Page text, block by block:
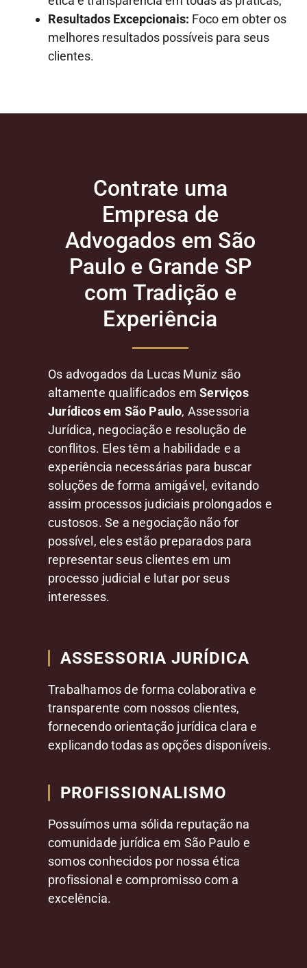
Resultados Excepcionais: Foco em obter os
melhores resultados possíveis para seus
clientes.
Contrate uma
Empresa de
Advogados em São
Paulo e Grande SP
com Tradição e
Experiência
Os advogados da Lucas Muniz são
altamente qualificados emServiços
Jurídicos em São Paulo, Assessoria
Jurídica, negociação e resolução de
conflitos. Eles têm a habilidade e a
experiência necessárias para buscar
soluções de forma amigável, evitando
assim processos judiciais prolongados e
custosos. Se a negociação não for
possível, eles estão preparados para
representar seus clientes em um
processo judicial e lutar por seus
interesses.
ASSESSORIA JURÍDICA
Trabalhamos de forma colaborativa e
transparente com nossos clientes,
fornecendo orientação jurídica clara e
explicando todas as opções disponíveis.
PROFISSIONALISMO
Possuímos uma sólida reputação na
comunidade jurídica em São Paulo e
somos conhecidos por nossa ética
profissional e compromisso com a
excelência.